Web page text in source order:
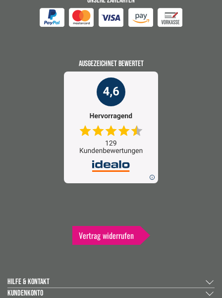
AUSGEZEICHNET BEWERTET
Vertrag widerrufen
HILFE & KONTAKT
KUNDENKONTO